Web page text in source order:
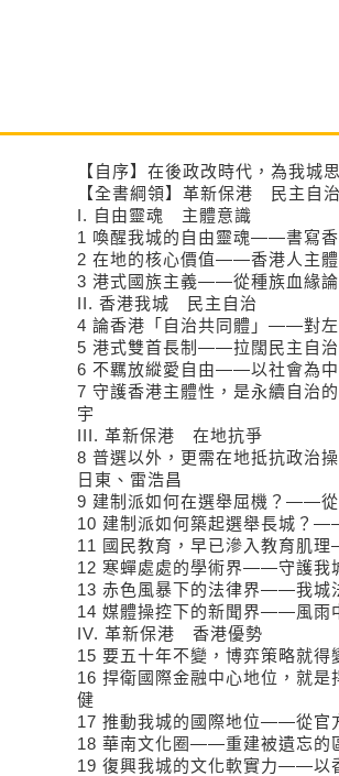
【自序】在後政改時代，為我城
【全書綱領】革新保港 民主
I. 自由靈魂 主體意識
1 喚醒我城的自由靈魂——書寫香
2 在地的核心價值——香港人主體
3 港式國族主義——從種族血緣
II. 香港我城 民主自治
4 論香港「自治共同體」——對左
5 港式雙首長制——拉闊民主自
6 不羈放縱愛自由——以社會為中
7 守護香港主體性，是永續自治
宇
III. 革新保港 在地抗爭
8 普選以外，更需在地抵抗政治
日東、雷浩昌
9 建制派如何在選舉屈機？——
10 建制派如何築起選舉長城？
11 國民教育，早已滲入教育肌
12 寒蟬處處的學術界——守護我
13 赤色風暴下的法律界——我城
14 媒體操控下的新聞界——風雨
IV. 革新保港 香港優勢
15 要五十年不變，博弈策略就
16 捍衛國際金融中心地位，就
健
17 推動我城的國際地位——從官
18 華南文化圈——重建被遺忘的
19 復興我城的文化軟實力——以